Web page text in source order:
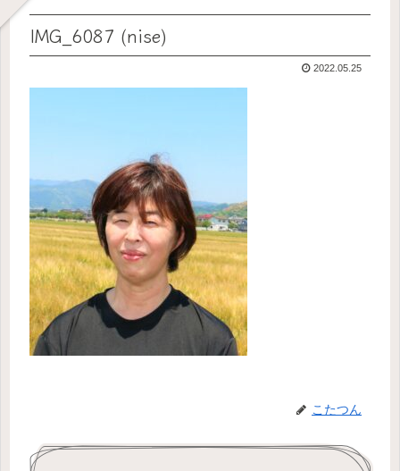
IMG_6087 (nise)
2022.05.25
こたつん